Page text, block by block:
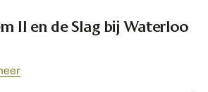
II en de Slag bij Waterloo